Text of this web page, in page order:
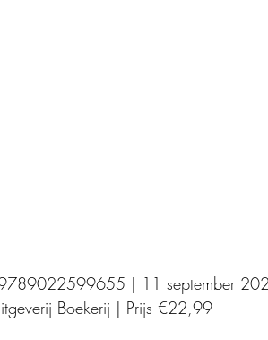
| 11 september
Boekerij | Prijs €22,99